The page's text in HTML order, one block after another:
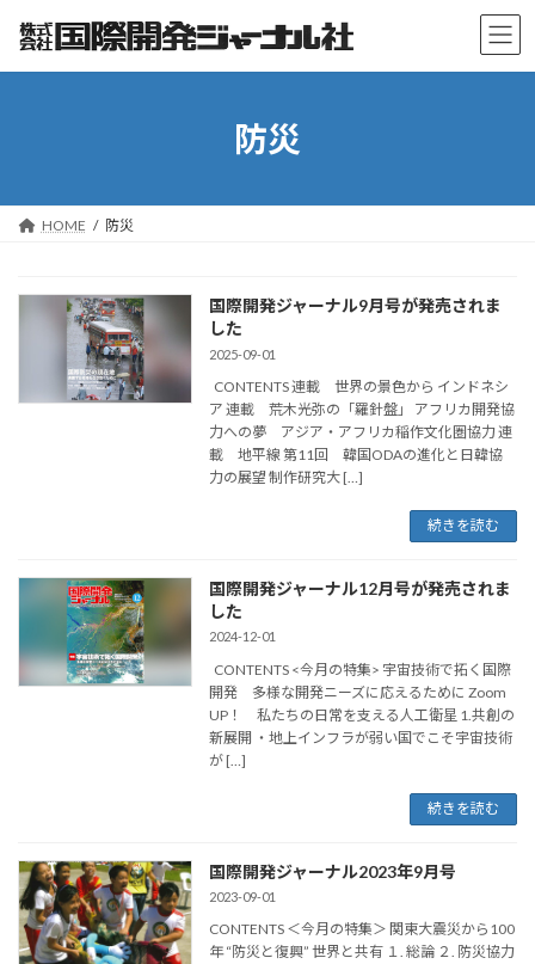
ッ
移
防災
HOME 防災
国際開発ジャーナル9月号が発売されま
した
2025-09-01
CONTENTS 連載 世界の景色から インドネシ
ア 連載 荒木光弥の「羅針盤」 アフリカ開発協
力への夢 アジア・アフリカ稲作文化圏協力 連
載 地平線 第11回 韓国ODAの進化と日韓協
力の展望 制作研究大 […]
続きを読む
国際開発ジャーナル12月号が発売されま
した
2024-12-01
CONTENTS <今月の特集> 宇宙技術で拓く国際
開発 多様な開発ニーズに応えるために Zoom
UP！ 私たちの日常を支える人工衛星 1.共創の
新展開 ・地上インフラが弱い国でこそ宇宙技術
が […]
続きを読む
国際開発ジャーナル2023年9月号
2023-09-01
CONTENTS ＜今月の特集＞ 関東大震災から100
年 “防災と復興” 世界と共有 １. 総論 ２. 防災協力